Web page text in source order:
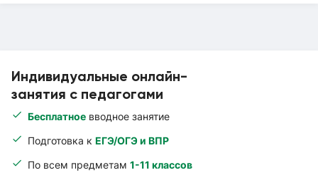
Индивидуальные онлайн-
занятия с педагогами
Бесплатное вводное занятие
Подготовка к ЕГЭ/ОГЭ и ВПР
По всем предметам 1-11 классов